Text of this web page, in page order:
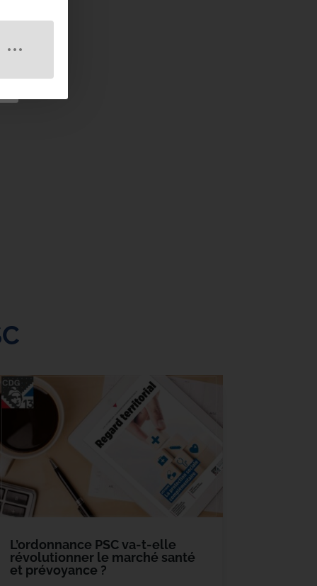
L’ordonnance PSC va-t-elle
révolutionner le marché santé
et prévoyance ?